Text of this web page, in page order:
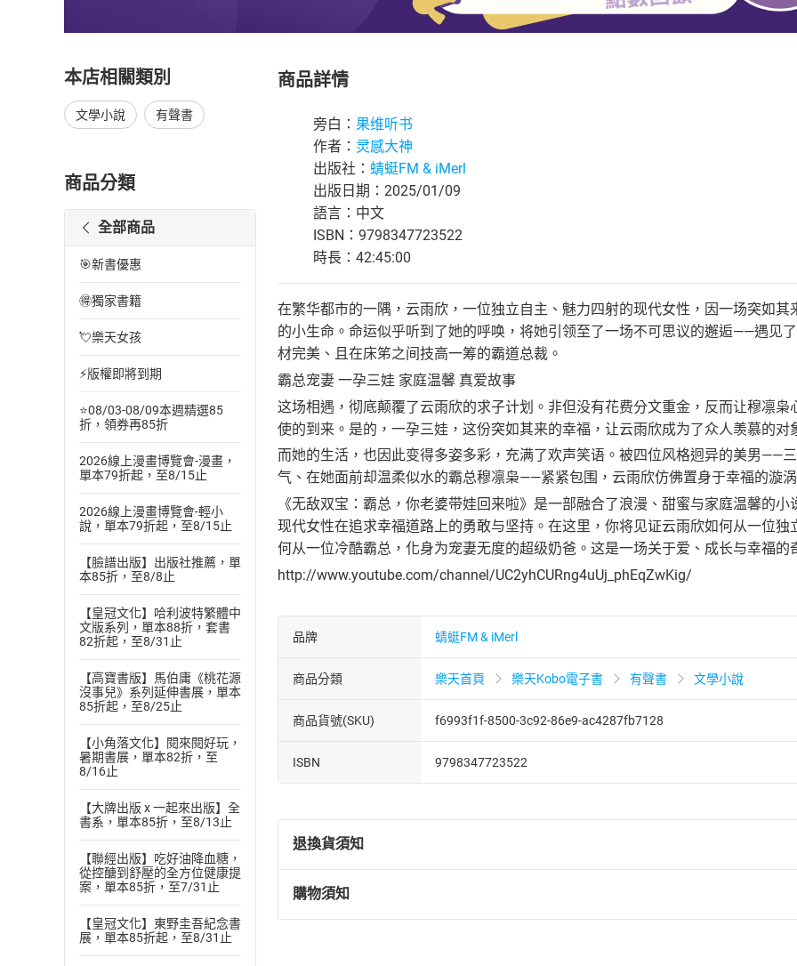
本店相關類別
文學小說 有聲書
商品分類
全部商品
🎯新書優惠
🉐獨家書籍
💘樂天女孩
⚡版權即將到期
⭐08/03-08/09本週精選85
折，領券再85折
2026線上漫畫博覽會-漫畫，
單本79折起，至8/15止
2026線上漫畫博覽會-輕小
說，單本79折起，至8/15止
【臉譜出版】出版社推薦，單
本85折，至8/8止
【皇冠文化】哈利波特繁體中
文版系列，單本88折，套書
82折起，至8/31止
【高寶書版】馬伯庸《桃花源
沒事兒》系列延伸書展，單本
85折起，至8/25止
【小角落文化】閱來閱好玩，
暑期書展，單本82折，至
8/16止
【大牌出版 x 一起來出版】全
書系，單本85折，至8/13止
【聯經出版】吃好油降血糖，
從控醣到舒壓的全方位健康提
案，單本85折，至7/31止
【皇冠文化】東野圭吾紀念書
展，單本85折起，至8/31止
商品詳情
旁白： 果维听书
作者： 灵感大神
出版社： 蜻蜓FM & iMerl
出版日期：2025/01/09
語言：中文
ISBN：9798347723522
時長：42:45:00
在繁华都市的一隅，云雨欣，一位独立自主、魅力四射的现代女性，因一场突如
的小生命。命运似乎听到了她的呼唤，将她引领至了一场不可思议的邂逅——遇见
材完美、且在床笫之间技高一筹的霸道总裁。
霸总宠妻 一孕三娃 家庭温馨 真爱故事
这场相遇，彻底颠覆了云雨欣的求子计划。非但没有花费分文重金，反而让穆凛
使的到来。是的，一孕三娃，这份突如其来的幸福，让云雨欣成为了众人羡慕的对
而她的生活，也因此变得多姿多彩，充满了欢声笑语。被四位风格迥异的美男——
气、在她面前却温柔似水的霸总穆凛枭——紧紧包围，云雨欣仿佛置身于幸福的漩
《无敌双宝：霸总，你老婆带娃回来啦》是一部融合了浪漫、甜蜜与家庭温馨的
现代女性在追求幸福道路上的勇敢与坚持。在这里，你将见证云雨欣如何从一位
何从一位冷酷霸总，化身为宠妻无度的超级奶爸。这是一场关于爱、成长与幸福的
http://www.youtube.com/channel/UC2yhCURng4uUj_phEqZwKig/
品牌 蜻蜓FM & iMerl
商品分類 樂天首頁 樂天Kobo電子書 有聲書 文學小說
商品貨號(SKU) f6993f1f-8500-3c92-86e9-ac4287fb7128
ISBN 9798347723522
退換貨須知
退換貨規定：
(一)依消費者保護法第19條第1項後段暨通訊交易解除權合理例外情事適用
購物須知